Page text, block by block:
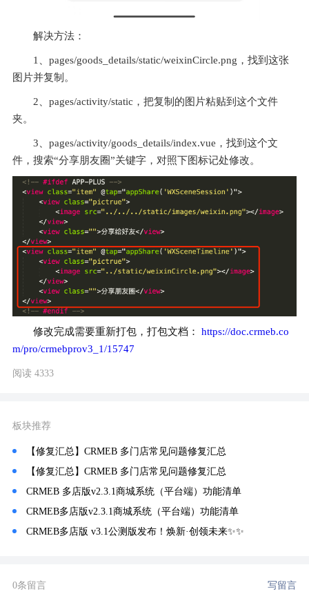
解决方法：
1、pages/goods_details/static/weixinCircle.png，找到这张
图片并复制。
2、pages/activity/static，把复制的图片粘贴到这个文件
夹。
3、pages/activity/goods_details/index.vue，找到这个文
件，搜索“分享朋友圈”关键字，对照下图标记处修改。
修改完成需要重新打包，打包文档： https://doc.crmeb.co
m/pro/crmebprov3_1/15747
阅读 4333
板块推荐
【修复汇总】CRMEB 多门店常见问题修复汇总
【修复汇总】CRMEB 多门店常见问题修复汇总
CRMEB 多店版v2.3.1商城系统（平台端）功能清单
CRMEB多店版v2.3.1商城系统（平台端）功能清单
CRMEB多店版 v3.1公测版发布！焕新·创领未来✨️✨️
0条留言 写留言